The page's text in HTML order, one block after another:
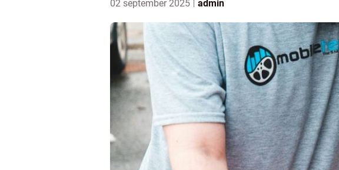
02 september 2025 admin